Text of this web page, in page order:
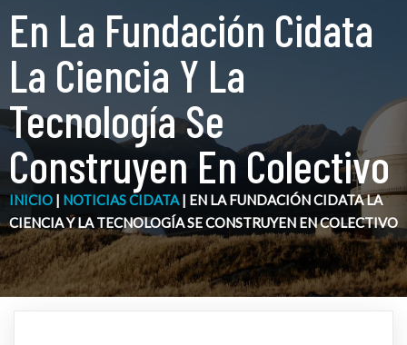
En La Fundación Cidata
La Ciencia Y La
Tecnología Se
Construyen En Colectivo
INICIO | NOTICIAS CIDATA | EN LA FUNDACIÓN CIDATA LA
CIENCIA Y LA TECNOLOGÍA SE CONSTRUYEN EN COLECTIVO